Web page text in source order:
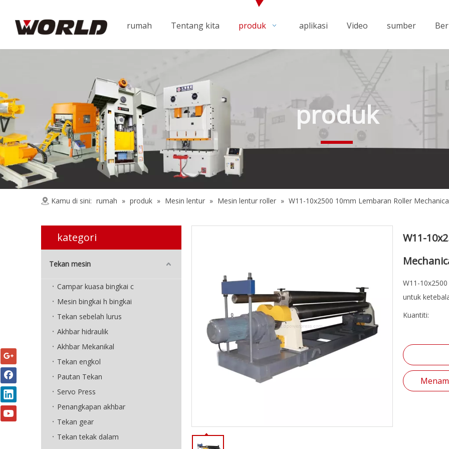
rumah Tentang kita produk aplikasi Video sumber
produk
Kamu di sini: rumah » produk » Mesin lentur » Mesin lentur roller » W11-10x2500 10mm Lembaran Roller
kategori
Tekan mesin
Campar kuasa bingkai c
Mesin bingkai h bingkai
Tekan sebelah lurus
Akhbar hidraulik
Akhbar Mekanikal
Tekan engkol
Pautan Tekan
Servo Press
Penangkapan akhbar
Tekan gear
Tekan tekak dalam
W11-
W11-
untuk
Kuantiti: